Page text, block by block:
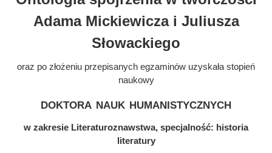
Adama Mickiewicza i Juliusza
Słowackiego
oraz po złożeniu przepisanych egzaminów uzyskała stopień
naukowy
doktora nauk humanistycznych
w zakresie Literaturoznawstwa, specjalność: historia
literatury